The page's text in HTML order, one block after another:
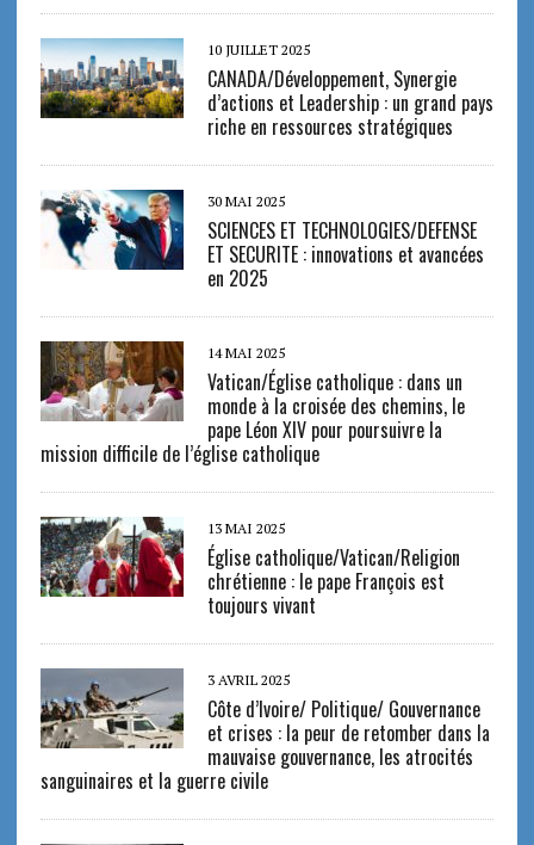
10 JUILLET 2025
CANADA/Développement, Synergie
d’actions et Leadership : un grand pays
riche en ressources stratégiques
30 MAI 2025
SCIENCES ET TECHNOLOGIES/DEFENSE
ET SECURITE : innovations et avancées
en 2025
14 MAI 2025
Vatican/Église catholique : dans un
monde à la croisée des chemins, le
pape Léon XIV pour poursuivre la
mission difficile de l’église catholique
13 MAI 2025
Église catholique/Vatican/Religion
chrétienne : le pape François est
toujours vivant
3 AVRIL 2025
Côte d’Ivoire/ Politique/ Gouvernance
et crises : la peur de retomber dans la
mauvaise gouvernance, les atrocités
sanguinaires et la guerre civile